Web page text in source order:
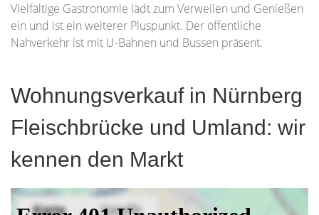
Vielfältige Gastronomie lädt zum Verweilen und Genießen
ein und ist ein weiterer Pluspunkt. Der öffentliche
Nahverkehr ist mit U-Bahnen und Bussen präsent.
Wohnungsverkauf in Nürnberg
Fleischbrücke und Umland: wir
kennen den Markt